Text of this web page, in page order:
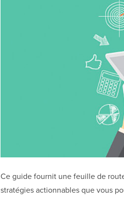
Ce guide fournit une feuille de
stratégies actionnables que vous